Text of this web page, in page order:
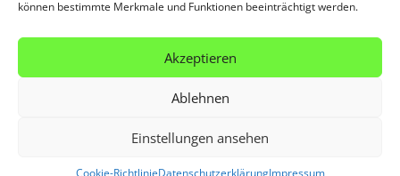
können bestimmte Merkmale und Funktionen beeinträchtigt werden.
Akzeptieren
Ablehnen
Einstellungen ansehen
Cookie-RichtlinieDatenschutzerklärungImpressum